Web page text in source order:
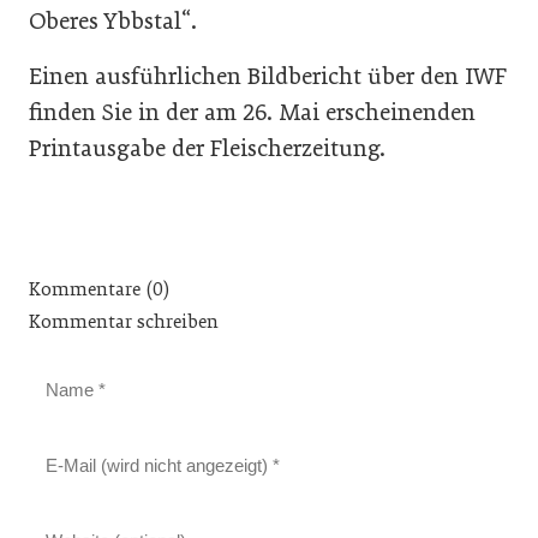
Oberes Ybbstal“.
Einen ausführlichen Bildbericht über den IWF
finden Sie in der am 26. Mai erscheinenden
Printausgabe der Fleischerzeitung.
Kommentare (0)
Kommentar schreiben